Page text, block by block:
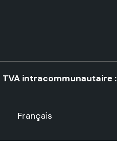
TVA intracommunautaire :
Français